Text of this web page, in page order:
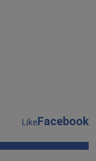
LikeFacebook